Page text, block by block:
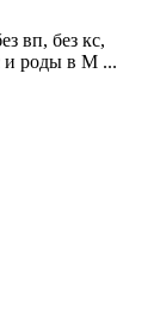
вп, без кс,
и роды в М ...